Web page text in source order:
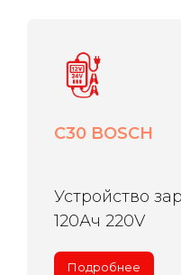
C30 BOSCH
Устройство
120Ач 220V
Подробнее